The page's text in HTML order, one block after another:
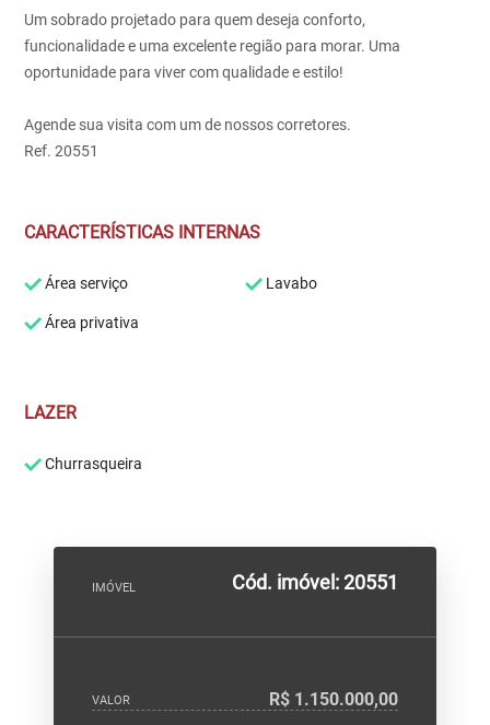
Um sobrado projetado para quem deseja conforto,
funcionalidade e uma excelente região para morar. Uma
oportunidade para viver com qualidade e estilo!
Agende sua visita com um de nossos corretores.
Ref. 20551
CARACTERÍSTICAS INTERNAS
Área serviço Lavabo
Área privativa
LAZER
Churrasqueira
IMÓVEL Cód. imóvel: 20551
VALOR R$ 1.150.000,00